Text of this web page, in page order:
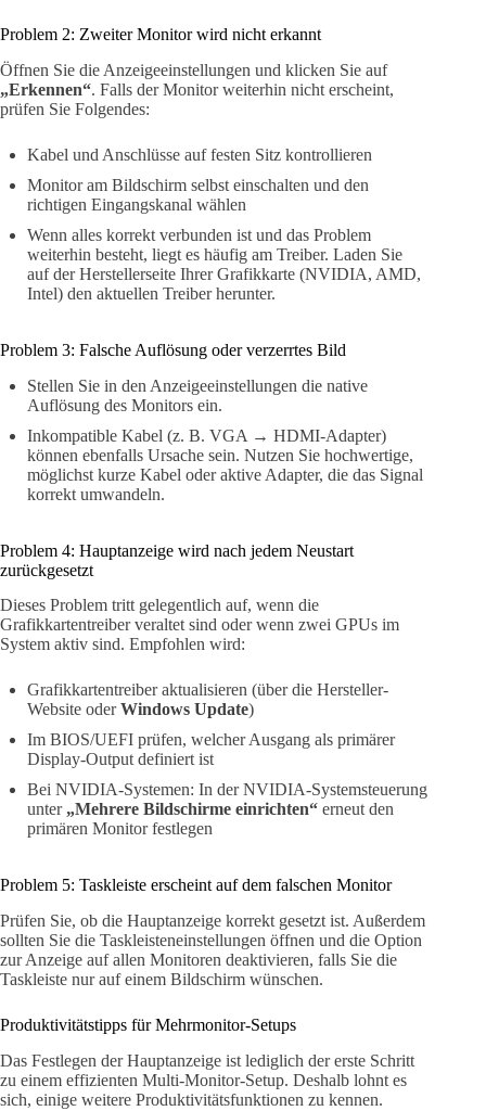
Problem 2: Zweiter Monitor wird nicht erkannt
Öffnen Sie die Anzeigeeinstellungen und klicken Sie auf
„Erkennen“. Falls der Monitor weiterhin nicht erscheint,
prüfen Sie Folgendes:
Kabel und Anschlüsse auf festen Sitz kontrollieren
Monitor am Bildschirm selbst einschalten und den
richtigen Eingangskanal wählen
Wenn alles korrekt verbunden ist und das Problem
weiterhin besteht, liegt es häufig am Treiber. Laden Sie
auf der Herstellerseite Ihrer Grafikkarte (NVIDIA, AMD,
Intel) den aktuellen Treiber herunter.
Problem 3: Falsche Auflösung oder verzerrtes Bild
Stellen Sie in den Anzeigeeinstellungen die native
Auflösung des Monitors ein.
Inkompatible Kabel (z. B. VGA → HDMI-Adapter)
können ebenfalls Ursache sein. Nutzen Sie hochwertige,
möglichst kurze Kabel oder aktive Adapter, die das Signal
korrekt umwandeln.
Problem 4: Hauptanzeige wird nach jedem Neustart
zurückgesetzt
Dieses Problem tritt gelegentlich auf, wenn die
Grafikkartentreiber veraltet sind oder wenn zwei GPUs im
System aktiv sind. Empfohlen wird:
Grafikkartentreiber aktualisieren (über die Hersteller-
Website oderWindows Update)
Im BIOS/UEFI prüfen, welcher Ausgang als primärer
Display-Output definiert ist
Bei NVIDIA-Systemen: In der NVIDIA-Systemsteuerung
unter „Mehrere Bildschirme einrichten“ erneut den
primären Monitor festlegen
Problem 5: Taskleiste erscheint auf dem falschen Monitor
Prüfen Sie, ob die Hauptanzeige korrekt gesetzt ist. Außerdem
sollten Sie die Taskleisteneinstellungen öffnen und die Option
zur Anzeige auf allen Monitoren deaktivieren, falls Sie die
Taskleiste nur auf einem Bildschirm wünschen.
Produktivitätstipps für Mehrmonitor-Setups
Das Festlegen der Hauptanzeige ist lediglich der erste Schritt
zu einem effizienten Multi-Monitor-Setup. Deshalb lohnt es
sich, einige weitere Produktivitätsfunktionen zu kennen.